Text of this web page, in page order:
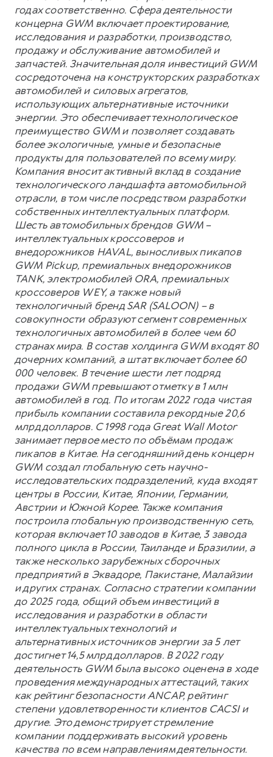
годах соответственно. Сфера деятельности
концерна GWM включает проектирование,
исследования и разработки, производство,
продажу и обслуживание автомобилей и
запчастей. Значительная доля инвестиций GWM
сосредоточена на конструкторских разработках
автомобилей и силовых агрегатов,
использующих альтернативные источники
энергии. Это обеспечивает технологическое
преимущество GWM и позволяет создавать
более экологичные, умные и безопасные
продукты для пользователей по всему миру.
Компания вносит активный вклад в создание
технологического ландшафта автомобильной
отрасли, в том числе посредством разработки
собственных интеллектуальных платформ.
Шесть автомобильных брендов GWM –
интеллектуальных кроссоверов и
внедорожников HAVAL, выносливых пикапов
GWM Pickup, премиальных внедорожников
TANK, электромобилей ORA, премиальных
кроссоверов WEY, а также новый
технологичный бренд SAR (SALOON) – в
совокупности образуют сегмент современных
технологичных автомобилей в более чем 60
странах мира. В состав холдинга GWM входят 80
дочерних компаний, а штат включает более 60
000 человек. В течение шести лет подряд
продажи GWM превышают отметку в 1 млн
автомобилей в год. По итогам 2022 года чистая
прибыль компании составила рекордные 20,6
млрд долларов. С 1998 года Great Wall Motor
занимает первое место по объёмам продаж
пикапов в Китае. На сегодняшний день концерн
GWM создал глобальную сеть научно-
исследовательских подразделений, куда входят
центры в России, Китае, Японии, Германии,
Австрии и Южной Корее. Также компания
построила глобальную производственную сеть,
которая включает 10 заводов в Китае, 3 завода
полного цикла в России, Таиланде и Бразилии, а
также несколько зарубежных сборочных
предприятий в Эквадоре, Пакистане, Малайзии
и других странах. Согласно стратегии компании
до 2025 года, общий объем инвестиций в
исследования и разработки в области
интеллектуальных технологий и
альтернативных источников энергии за 5 лет
достигнет 14,5 млрд долларов. В 2022 году
деятельность GWM была высоко оценена в ходе
проведения международных аттестаций, таких
как рейтинг безопасности ANCAP, рейтинг
степени удовлетворенности клиентов CACSI и
другие. Это демонстрирует стремление
компании поддерживать высокий уровень
качества по всем направлениям деятельности.